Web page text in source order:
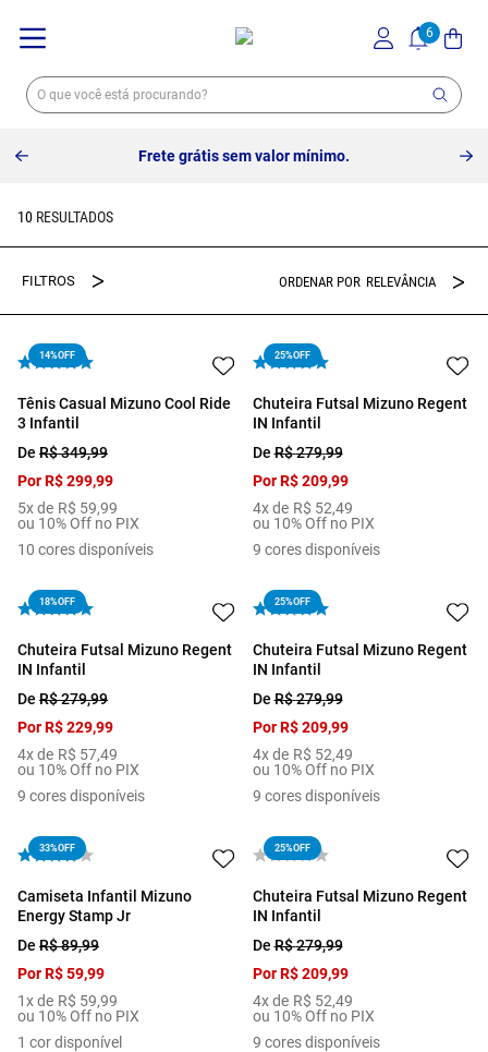
Frete grátis sem valor mínimo.
10
RELEVÂNCIA
14%OFF
Tênis Casual Mizuno Cool Ride
3 Infantil
De R$349,99
PorR$299,99
5x de R$ 59,99
ou 10% Off no PIX
10 cores disponíveis
25%OFF
Chuteira Futsal Mizuno Regent
IN Infantil
DeR$279,99
PorR$ 209,99
4x de R$ 52,49
ou 10% Off no PIX
9 cores disponíveis
18%OFF
Chuteira Futsal Mizuno Regent
IN Infantil
De R$279,99
PorR$229,99
4x de R$ 57,49
ou 10% Off no PIX
9 cores disponíveis
25%OFF
Chuteira Futsal Mizuno Regent
IN Infantil
DeR$279,99
PorR$ 209,99
4x de R$ 52,49
ou 10% Off no PIX
9 cores disponíveis
33%OFF
Camiseta Infantil Mizuno
Energy Stamp Jr
De R$89,99
PorR$59,99
1x de R$ 59,99
ou 10% Off no PIX
1 cor disponível
25%OFF
Chuteira Futsal Mizuno Regent
IN Infantil
DeR$279,99
PorR$ 209,99
4x de R$ 52,49
ou 10% Off no PIX
9 cores disponíveis